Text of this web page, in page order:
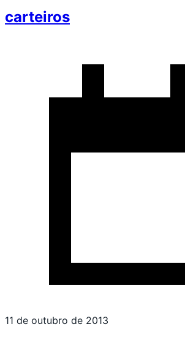
carteiros
11 de outubro de 2013